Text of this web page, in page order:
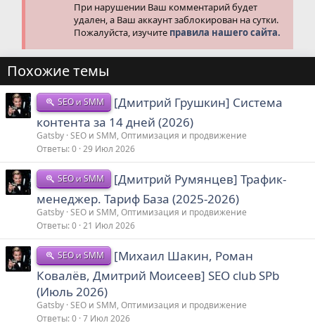
При нарушении Ваш комментарий будет
удален, а Ваш аккаунт заблокирован на сутки.
Пожалуйста, изучите правила нашего сайта.
Похожие темы
SEO и SMM
[Дмитрий Грушкин] Система
контента за 14 дней (2026)
Gatsby SEO и SMM, Оптимизация и продвижение
Ответы 0 29 Июл 2026
SEO и SMM
[Дмитрий Румянцев] Трафик-
менеджер. Тариф База (2025-2026)
Gatsby SEO и SMM, Оптимизация и продвижение
Ответы 0 21 Июл 2026
SEO и SMM
[Михаил Шакин, Роман
Ковалёв, Дмитрий Моисеев] SEO club SPb
(Июль 2026)
Gatsby SEO и SMM, Оптимизация и продвижение
Ответы 0 7 Июл 2026